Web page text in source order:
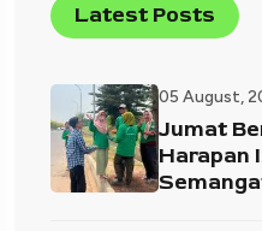
Latest Posts
05 August,
Jumat
Harapan